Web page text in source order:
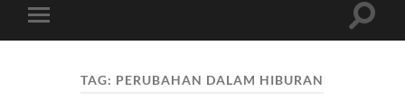
Toggle
mobile
Toggle
TAG: PERUBAHAN DALAM HIBURAN